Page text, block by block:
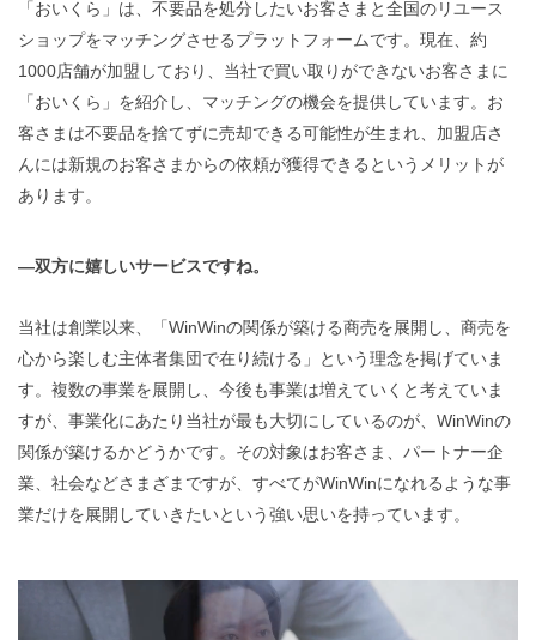
「おいくら」は、不要品を処分したいお客さまと全国のリユース
ショップをマッチングさせるプラットフォームです。現在、約
1000店舗が加盟しており、当社で買い取りができないお客さまに
「おいくら」を紹介し、マッチングの機会を提供しています。お
客さまは不要品を捨てずに売却できる可能性が生まれ、加盟店さ
んには新規のお客さまからの依頼が獲得できるというメリットが
あります。
―双方に嬉しいサービスですね。
当社は創業以来、「WinWinの関係が築ける商売を展開し、商売を
心から楽しむ主体者集団で在り続ける」という理念を掲げていま
す。複数の事業を展開し、今後も事業は増えていくと考えていま
すが、事業化にあたり当社が最も大切にしているのが、WinWinの
関係が築けるかどうかです。その対象はお客さま、パートナー企
業、社会などさまざまですが、すべてがWinWinになれるような事
業だけを展開していきたいという強い思いを持っています。